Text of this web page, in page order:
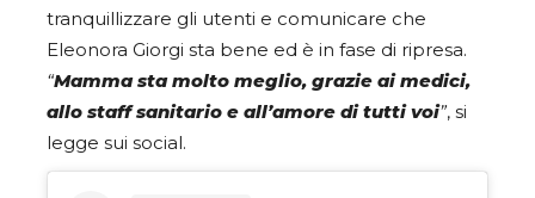
tranquillizzare gli utenti e comunicare che
Eleonora Giorgi sta bene ed è in fase di ripresa.
“Mamma sta molto meglio, grazie ai medici,
allo staff sanitario e all’amore di tutti voi”, si
legge sui social.